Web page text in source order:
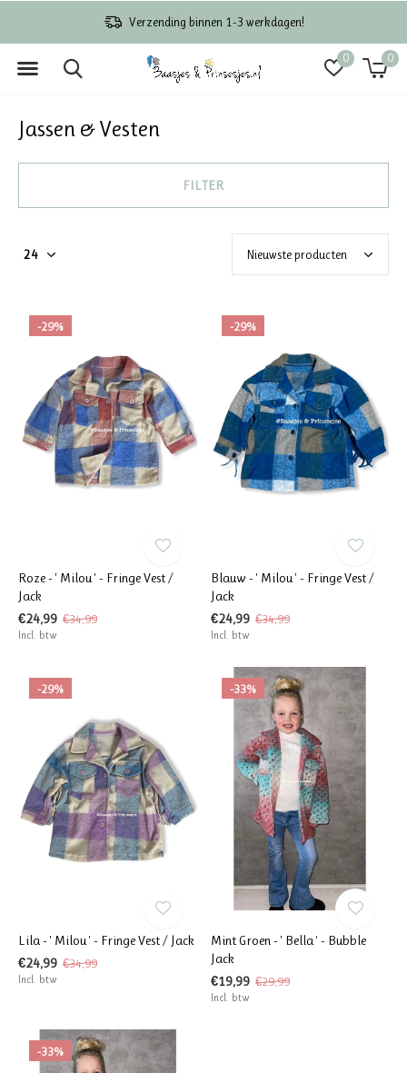
0 0
Verzending binnen 1-3 werkdagen!
Jassen & Vesten
FILTER
-29%
Roze - ' Milou ' - Fringe Vest /
Jack
€24,99 €34,99
Incl. btw
-29%
Blauw - ' Milou ' - Fringe Vest /
Jack
€24,99 €34,99
Incl. btw
-29%
Lila - ' Milou ' - Fringe Vest / Jack
€24,99 €34,99
Incl. btw
-33%
Mint Groen - ' Bella ' - Bubble
Jack
€19,99 €29,99
Incl. btw
-33%